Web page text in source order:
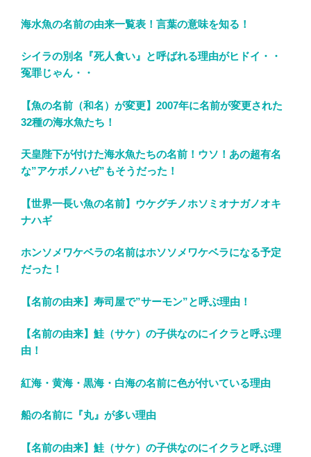
海水魚の名前の由来一覧表！言葉の意味を知る！
シイラの別名『死人食い』と呼ばれる理由がヒドイ・・
冤罪じゃん・・
【魚の名前（和名）が変更】2007年に名前が変更された
32種の海水魚たち！
天皇陛下が付けた海水魚たちの名前！ウソ！あの超有名
な”アケボノハゼ”もそうだった！
【世界一長い魚の名前】ウケグチノホソミオナガノオキ
ナハギ
ホンソメワケベラの名前はホソソメワケベラになる予定
だった！
【名前の由来】寿司屋で”サーモン”と呼ぶ理由！
【名前の由来】鮭（サケ）の子供なのにイクラと呼ぶ理
由！
紅海・黄海・黒海・白海の名前に色が付いている理由
船の名前に『丸』が多い理由
【名前の由来】鮭（サケ）の子供なのにイクラと呼ぶ理